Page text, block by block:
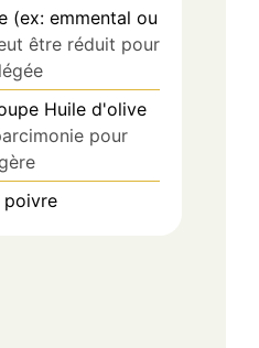
(ex: emmental ou
être réduit pour
Huile d'olive
pour
poivre